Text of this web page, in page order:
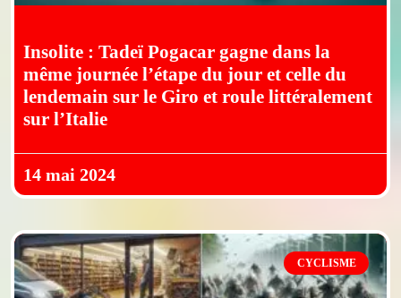
Insolite : Tadeï Pogacar gagne dans la
même journée l’étape du jour et celle du
lendemain sur le Giro et roule littéralement
sur l’Italie
14 mai 2024
CYCLISME